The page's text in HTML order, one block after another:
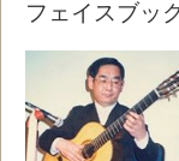
フェイスブッ